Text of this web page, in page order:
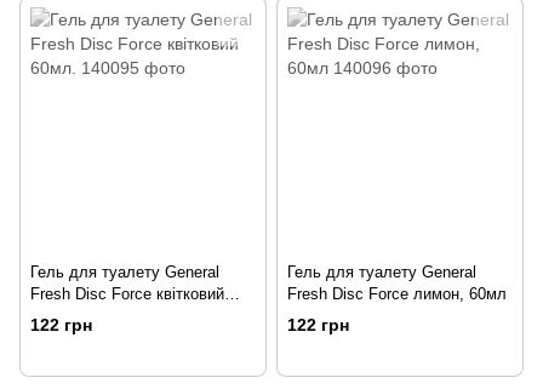
Гель для туалету General
Fresh Disc Force квітковий
60мл.
122 грн
Гель для туалету General
Fresh Disc Force лимон, 60мл
122 грн